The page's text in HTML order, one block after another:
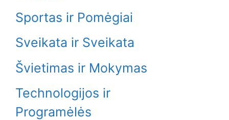
Sportas ir Pomėgiai
Sveikata ir Sveikata
Švietimas ir Mokymas
Technologijos ir
Programėlės